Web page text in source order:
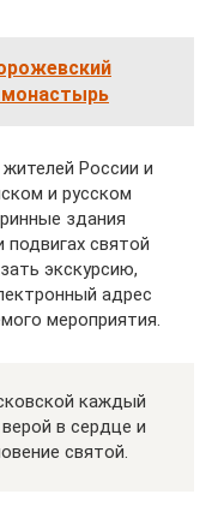
России и
и русском
здания
святой
экскурсию,
адрес
мероприятия.
каждый
в сердце и
святой.